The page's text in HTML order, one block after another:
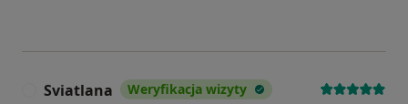
Sviatlana Weryfikacja wizyty